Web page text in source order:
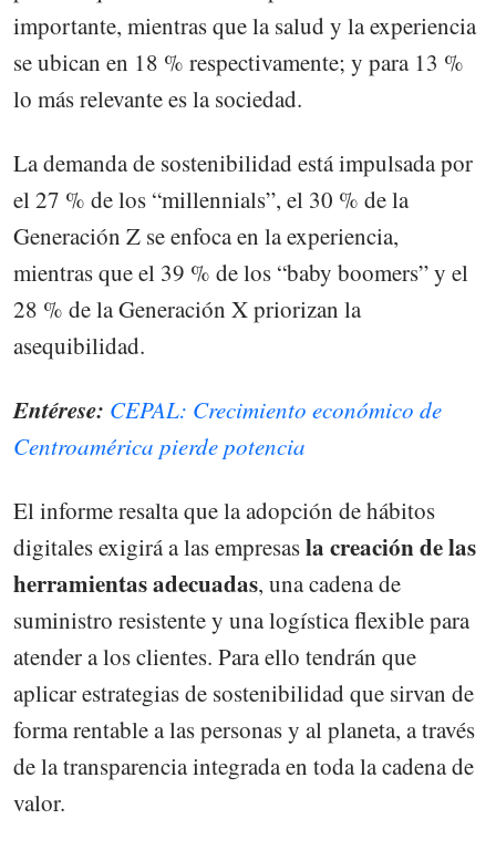
importante, mientras que la salud y la experiencia
se ubican en 18 % respectivamente; y para 13 %
lo más relevante es la sociedad.
La demanda de sostenibilidad está impulsada por
el 27 % de los “millennials”, el 30 % de la
Generación Z se enfoca en la experiencia,
mientras que el 39 % de los “baby boomers” y el
28 % de la Generación X priorizan la
asequibilidad.
Entérese: CEPAL: Crecimiento económico de
Centroamérica pierde potencia
El informe resalta que la adopción de hábitos
digitales exigirá a las empresasla creación de las
herramientas adecuadas, una cadena de
suministro resistente y una logística flexible para
atender a los clientes. Para ello tendrán que
aplicar estrategias de sostenibilidad que sirvan de
forma rentable a las personas y al planeta, a través
de la transparencia integrada en toda la cadena de
valor.